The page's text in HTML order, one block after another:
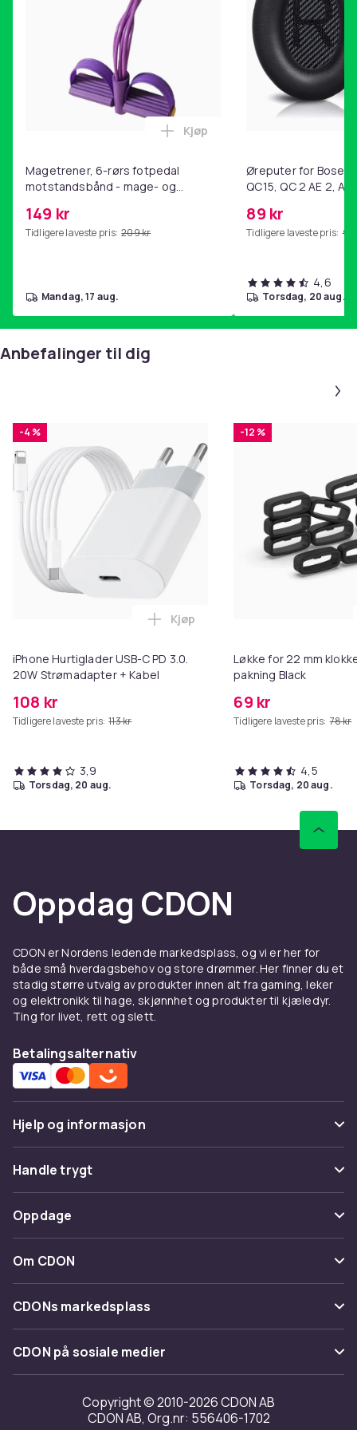
Artikkel nr.
1ccda5d4-75a6-5595-9c09-23d1772b73b6
Produktsikkerhetsinformasjon
Magetrener, 6-rørs fotpedal
motstandsbånd - mage- og
hjemmegymnastikk Purple
149 kr
Tidligere laveste pris: 209 kr
Legg Magetrener, 6-rørs
Kjøp
mandag, 17 aug.
Øreputer for Bose
QC15, QC 2 AE 2, AE
89 kr
Tidligere laveste pris: 99
4,6
torsdag, 20 aug.
Anbefalinger til dig
-4 %
iPhone Hurtiglader USB-C PD 3.0.
20W Strømadapter + Kabel
108 kr
Tidligere laveste pris: 113 kr
Legg iPhone Hurtiglader USB-C
Kjøp
3,9
torsdag, 20 aug.
-12 %
Løkke for 22 mm
pakning Black
69 kr
Tidligere laveste pris: 78 kr
4,5
torsdag, 20 aug.
Oppdag CDON
CDON er Nordens ledende markedsplass, og vi er her for
både små hverdagsbehov og store drømmer. Her finner du et
stadig større utvalg av produkter innen alt fra gaming, leker
og elektronikk til hage, skjønnhet og produkter til kjæledyr.
Ting for livet, rett og slett.
Betalingsalternativ
Hjelp og informasjon
Vanlige spørsmål
Spor pakke
Angre & returner her
Kontakt oss
Handle trygt
Betaling
Levering
Tilbakekallinger
Oppdage
Kategorier
Varemerker
Om CDON
Om oss
Kundeanmeldelser
Jobbe på CDON
Investor relations
CDONs markedsplass
Merchant Help Center
CDON på sosiale medier
Copyright © 2010-2026 CDON AB
CDON AB, Org.nr: 556406-1702